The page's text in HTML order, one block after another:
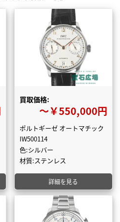
買取価格:
〜￥550,000円
ポルトギーゼ オートマチック
IW500114
色:シルバー
材質:ステンレス
詳細を見る